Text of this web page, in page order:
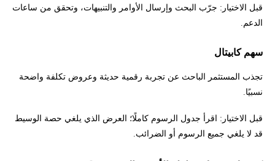
قبل الاختيار: جرّب البحث وإرسال الأوامر والتنبيهات، وتحقق من ساعات
الدعم.
سهم كابيتال
تجذب المستثمر الباحث عن تجربة رقمية حديثة وعروض تكلفة واضحة
نسبيًا.
قبل الاختيار: اقرأ جدول الرسوم كاملًا؛ العرض الذي يلغي حصة الوسيط
قد لا يلغي جميع الرسوم أو الضرائب.